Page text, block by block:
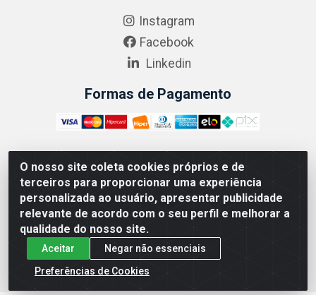
O nosso site coleta cookies próprios e de
terceiros para proporcionar uma experiência
personalizada ao usuário, apresentar publicidade
relevante de acordo com o seu perfil e melhorar a
qualidade do nosso site.
Aceitar
Negar não essenciais
Preferências de Cookies
Instagram
Facebook
Linkedin
Formas de Pagamento
ABRASEG COMÉRCIO ATACADISTA LTDA - CNPJ:
10.894.768/0001-00 - Avenida Lobo Júnior, 1045 -
Penha Circular - Rio de Janeiro - RJ - CEP 21020-124